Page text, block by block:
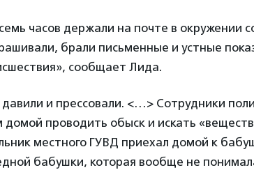
часов держали на почте в окружении
брали письменные и устные
сообщает Лида.
и прессовали. <…> Сотрудники
домой проводить обыск и искать
местного ГУВД приехал домой к
бабушки, которая вообще не